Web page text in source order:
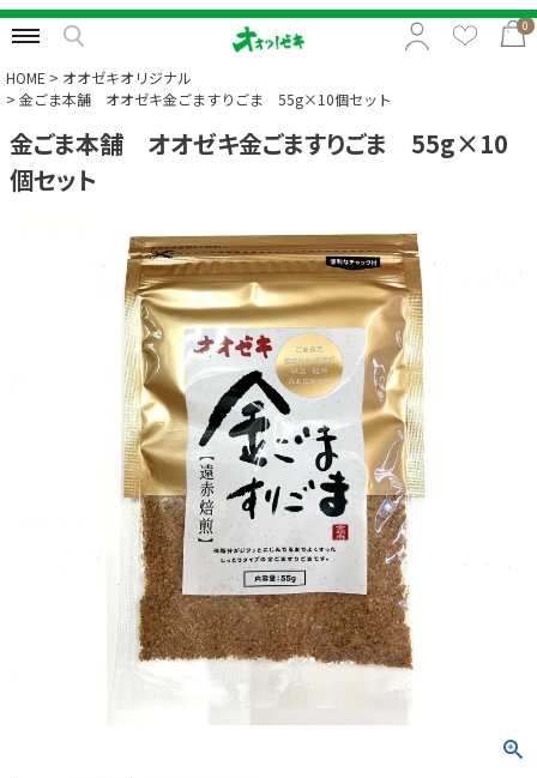
0
特集から選択
予算から選択
贈る相手から選択
HOME
オオゼキオリジナル
金ごま本舗 オオゼキ金ごますりごま 55g×10個セット
金ごま本舗 オオゼキ金ごますりごま 55g×10
個セット